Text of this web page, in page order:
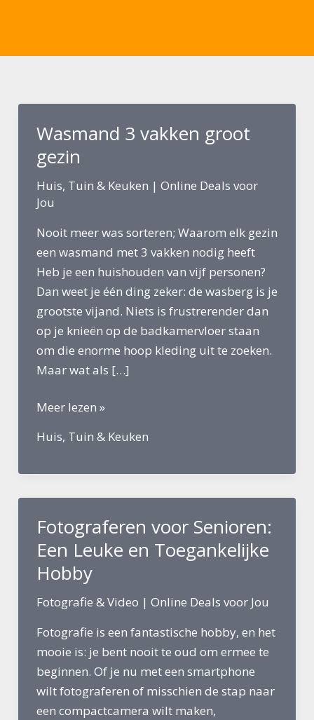
Wasmand 3 vakken groot
gezin
Huis, Tuin & Keuken | Online Deals voor
Jou
Nooit meer was sorteren; Waarom elk gezin
een wasmand met 3 vakken nodig heeft
Heb je een huishouden van vijf personen?
Dan weet je één ding zeker: de wasberg is je
grootste vijand. Niets is frustrerender dan
op je knieën op de badkamervloer staan
om die enorme hoop kleding uit te zoeken.
Maar wat als […]
Wasmand
vakken
Meer lezen »
Huis, Tuin & Keuken
Fotograferen voor Senioren:
Een Leuke en Toegankelijke
Hobby
Fotografie & Video | Online Deals voor Jou
Fotografie is een fantastische hobby, en het
mooie is: je bent nooit te oud om ermee te
beginnen. Of je nu met een smartphone
wilt fotograferen of misschien de stap naar
een compactcamera wilt maken,